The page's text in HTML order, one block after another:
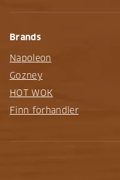
Brands
Napoleon
Gozney
HOT WOK
Finn forhandler